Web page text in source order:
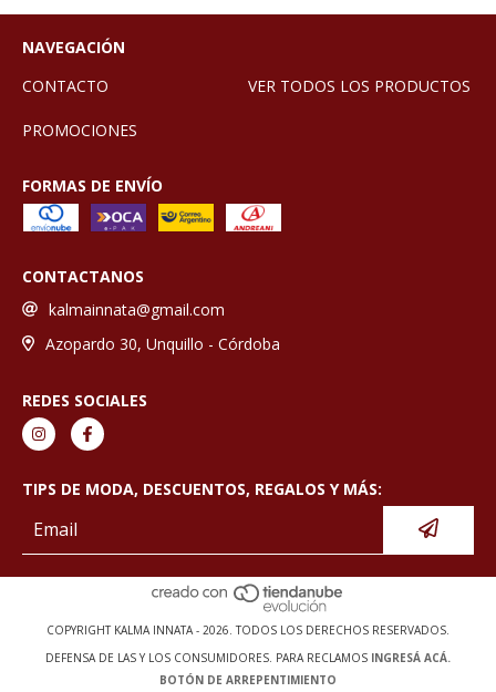
NAVEGACIÓN
CONTACTO
VER TODOS LOS PRODUCTOS
PROMOCIONES
FORMAS DE ENVÍO
CONTACTANOS
kalmainnata@gmail.com
Azopardo 30, Unquillo - Córdoba
REDES SOCIALES
TIPS DE MODA, DESCUENTOS, REGALOS Y MÁS:
COPYRIGHT KALMA INNATA - 2026. TODOS LOS DERECHOS RESERVADOS.
DEFENSA DE LAS Y LOS CONSUMIDORES. PARA RECLAMOS INGRESÁ ACÁ.
BOTÓN DE ARREPENTIMIENTO